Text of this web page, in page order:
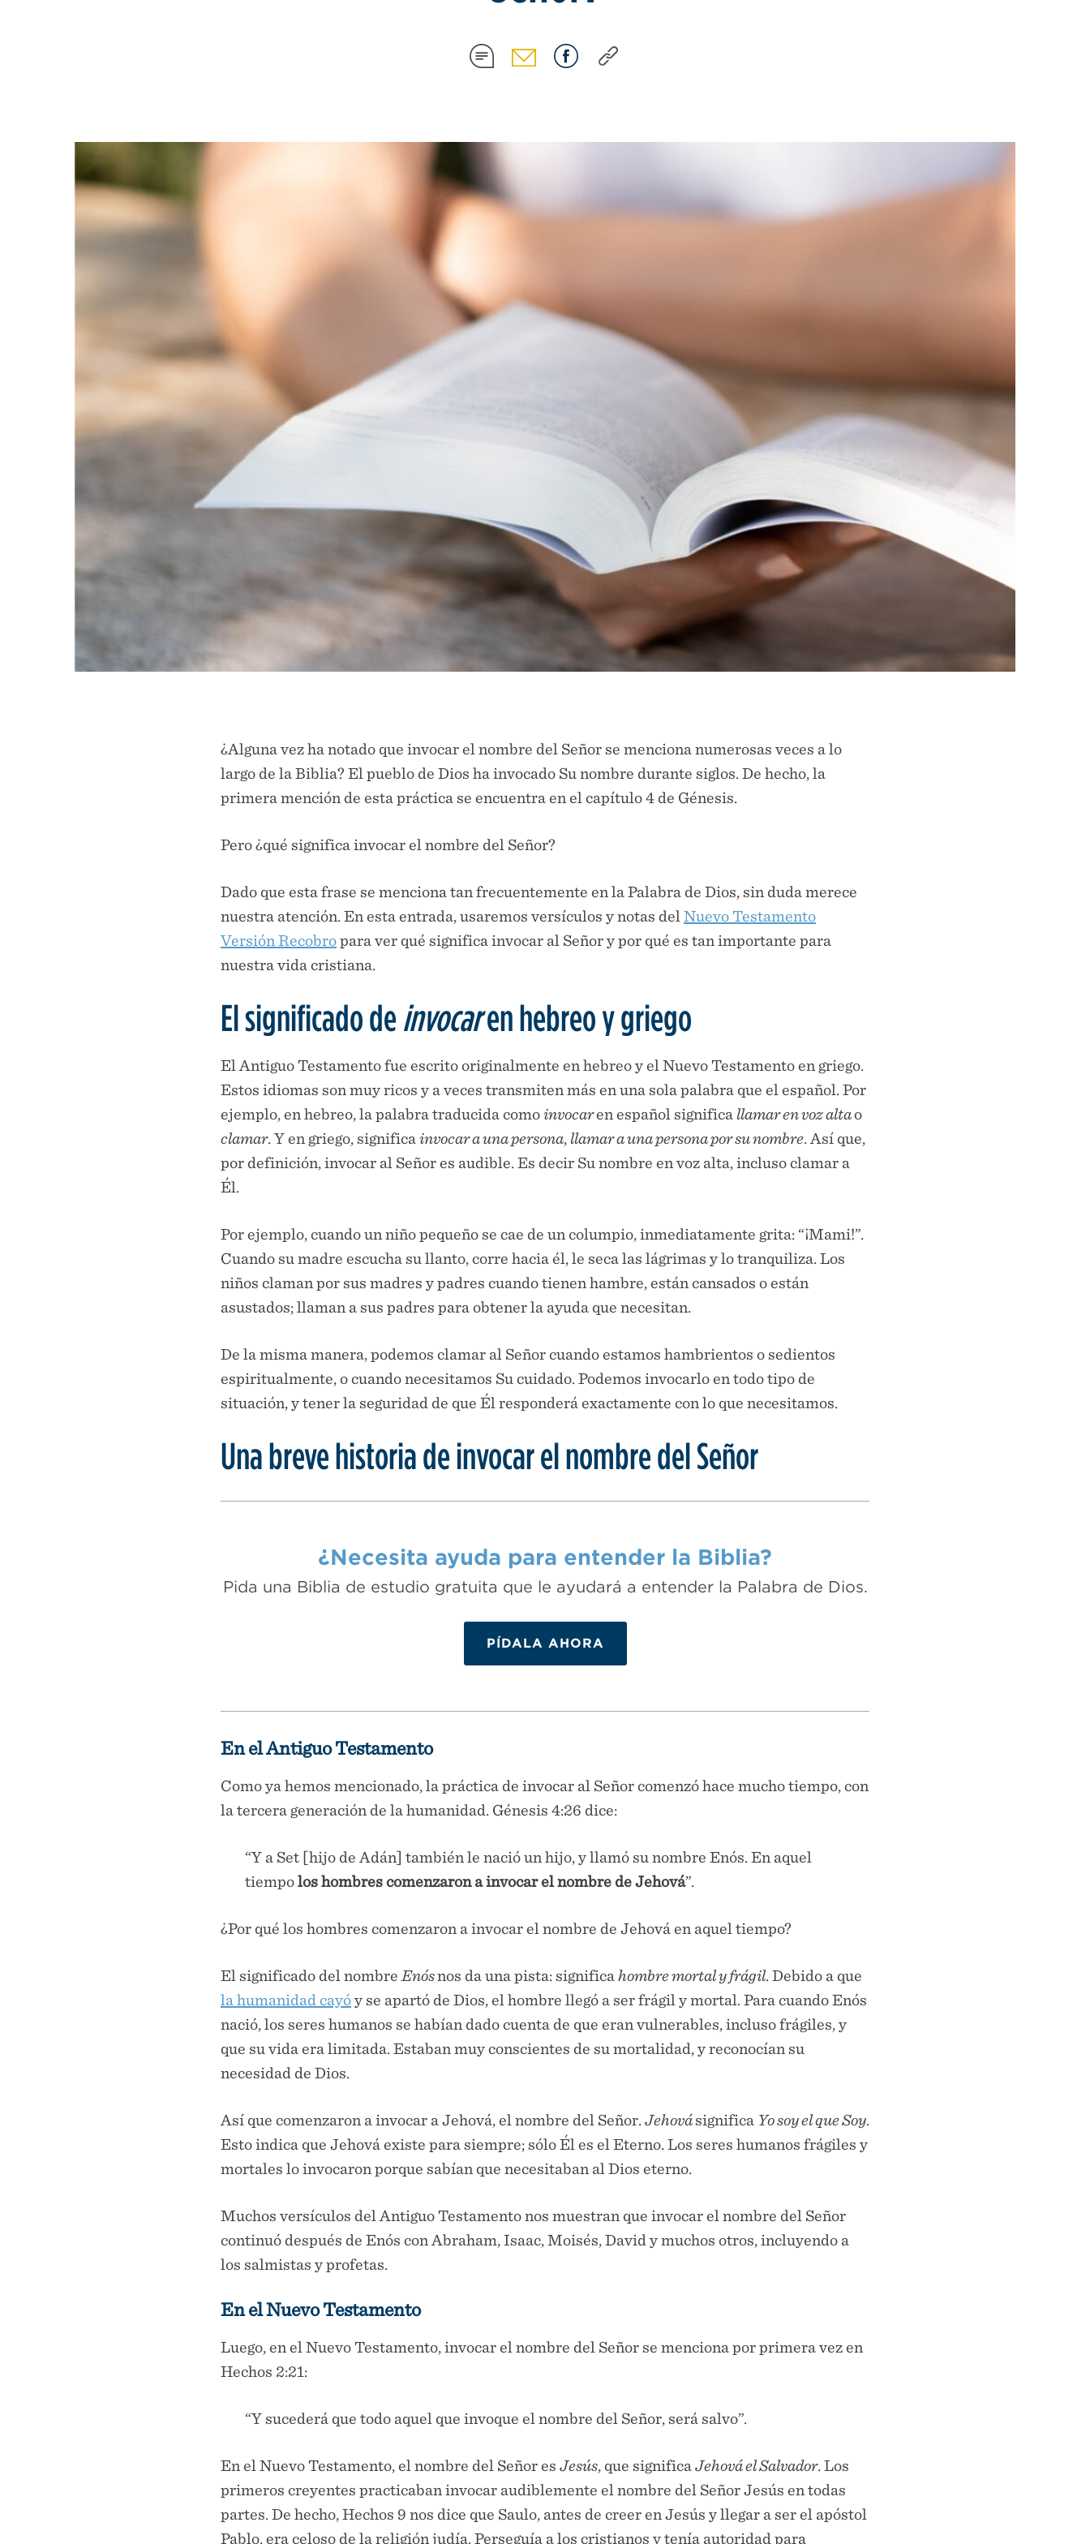
COMPARTIR
COMPARTIR
COMPARTIRCOMPARTIR
¿Alguna vez ha notado que invocar el nombre del Señor se menciona numerosas veces a lo
largo de la Biblia? El pueblo de Dios ha invocado Su nombre durante siglos. De hecho, la
primera mención de esta práctica se encuentra en el capítulo 4 de Génesis.
Pero ¿qué significa invocar el nombre del Señor?
Dado que esta frase se menciona tan frecuentemente en la Palabra de Dios, sin duda merece
nuestra atención. En esta entrada, usaremos versículos y notas del Nuevo Testamento
Versión Recobropara ver qué significa invocar al Señor y por qué es tan importante para
nuestra vida cristiana.
El significado deinvocaren hebreo y griego
El Antiguo Testamento fue escrito originalmente en hebreo y el Nuevo Testamento en griego.
Estos idiomas son muy ricos y a veces transmiten más en una sola palabra que el español. Por
ejemplo, en hebreo, la palabra traducida comoinvocaren español significa llamar en voz altao
clamar. Y en griego, significa invocar a una persona llamar a una persona por su nombre . Así que,
por definición, invocar al Señor es audible. Es decir Su nombre en voz alta, incluso clamar a
Él.
Por ejemplo, cuando un niño pequeño se cae de un columpio, inmediatamente grita: “¡Mami!”.
Cuando su madre escucha su llanto, corre hacia él, le seca las lágrimas y lo tranquiliza. Los
niños claman por sus madres y padres cuando tienen hambre, están cansados ​​o están
asustados; llaman a sus padres para obtener la ayuda que necesitan.
De la misma manera, podemos clamar al Señor cuando estamos hambrientos o sedientos
espiritualmente, o cuando necesitamos Su cuidado. Podemos invocarlo en todo tipo de
situación, y tener la seguridad de que Él responderá exactamente con lo que necesitamos.
Una breve historia de invocar el nombre del Señor
¿Necesita ayuda para entender la Biblia?
Pida una Biblia de estudio gratuita que le ayudará a entender la Palabra de Dios.
PÍDALA AHORA
En el Antiguo Testamento
Como ya hemos mencionado, la práctica de invocar al Señor comenzó hace mucho tiempo, con
la tercera generación de la humanidad. Génesis 4:26 dice:
“Y a Set [hijo de Adán] también le nació un hijo, y llamó su nombre Enós. En aquel
tiempolos hombres comenzaron a invocar el nombre de Jehová”.
¿Por qué los hombres comenzaron a invocar el nombre de Jehová en aquel tiempo?
El significado del nombre Enósnos da una pista: significa hombre mortal y frágil. Debido a que
la humanidad cayóy se apartó de Dios, el hombre llegó a ser frágil y mortal. Para cuando Enós
nació, los seres humanos se habían dado cuenta de que eran vulnerables, incluso frágiles, y
que su vida era limitada. Estaban muy conscientes de su mortalidad, y reconocían su
necesidad de Dios.
Así que comenzaron a invocar a Jehová, el nombre del Señor. Jehovásignifica Yo soy el que Soy
Esto indica que Jehová existe para siempre; sólo Él es el Eterno. Los seres humanos frágiles y
mortales lo invocaron porque sabían que necesitaban al Dios eterno.
Muchos versículos del Antiguo Testamento nos muestran que invocar el nombre del Señor
continuó después de Enós con Abraham, Isaac, Moisés, David y muchos otros, incluyendo a
los salmistas y profetas.
En el Nuevo Testamento
Luego, en el Nuevo Testamento, invocar el nombre del Señor se menciona por primera vez en
Hechos 2:21:
“Y sucederá que todo aquel que invoque el nombre del Señor, será salvo”.
En el Nuevo Testamento, el nombre del Señor es Jesús , que significa Jehová el Salvador. Los
primeros creyentes practicaban invocar audiblemente el nombre del Señor Jesús en todas
partes. De hecho, Hechos 9 nos dice que Saulo, antes de creer en Jesús y llegar a ser el apóstol
Pablo, era celoso de la religión judía. Perseguía a los cristianos y tenía autoridad para